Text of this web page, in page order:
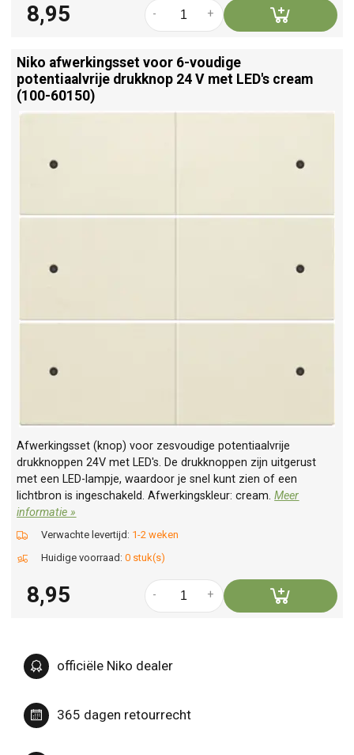
8,95 +
-
Niko afwerkingsset voor 6-voudige
potentiaalvrije drukknop 24 V met LED's cream
(100-60150)
Afwerkingsset (knop) voor zesvoudige potentiaalvrije
drukknoppen 24V met LED's. De drukknoppen zijn uitgerust
met een LED-lampje, waardoor je snel kunt zien of een
lichtbron is ingeschakeld. Afwerkingskleur: cream.Meer
informatie »
Verwachte levertijd: 1-2 weken
Huidige voorraad: 0 stuk(s)
8,95 +
-
officiële Niko dealer
365 dagen retourrecht